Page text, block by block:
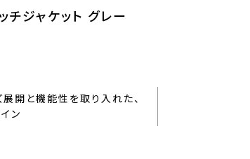
チジャケット グレー
開と機能性を取り入れた、
ン